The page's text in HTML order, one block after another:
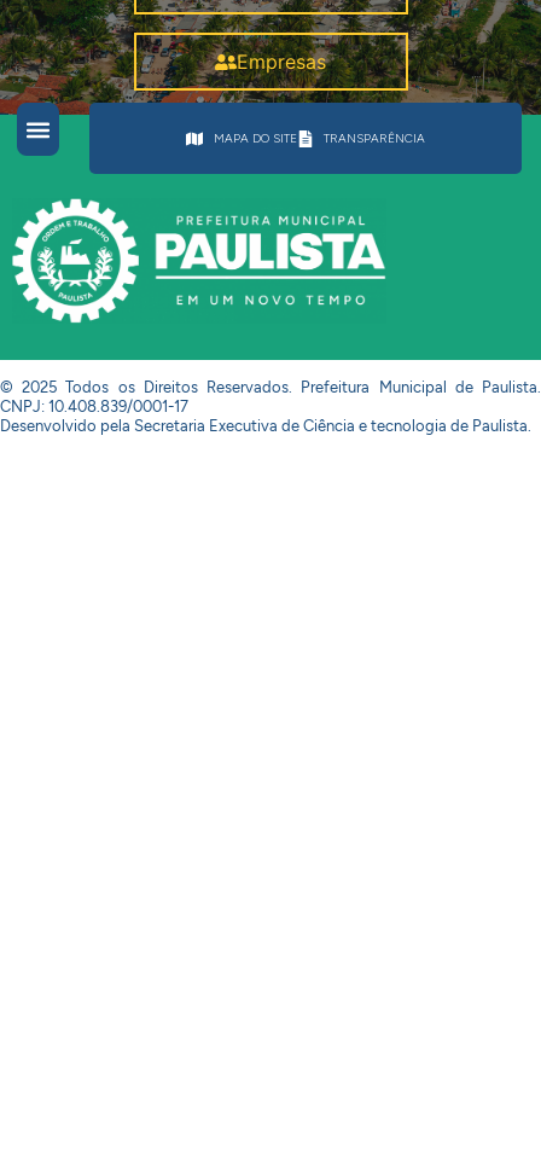
Empresas
MAPA DO SITE TRANSPARÊNCIA
© 2025 Todos os Direitos Reservados. Prefeitura Municipal de Paulista.
CNPJ: 10.408.839/0001-17
Desenvolvido pela Secretaria Executiva de Ciência e tecnologia de Paulista.